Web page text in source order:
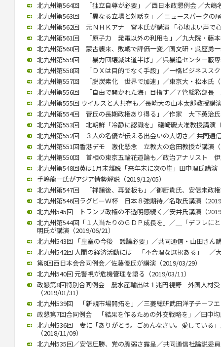
北九州第564回 「独立自尊が必要」 ／西日本政懇例会 ／大嶋
北九州第563回 「異なる立場と対話を」／ ニュースパークの
北九州第562回 元ＮＨＫアナ 宮本氏が講演 「心地よい声で
北九州第561回 「原子力 発電以外の利用も」／九大院・藤
北九州第560回 蒙古襲来、敗戦で評価一変／国文研・呉座勇
北九州第559回 「暴力団壊滅は道半ば」／県暴追センター藪
北九州第558回 「ＤＸは目的でなく手段」／一橋ビジネスス
北九州第557回 「脱炭素化 世界で加速」／東京大・松本氏
北九州第556回 「自由で開かれた海」目指す／７管総務部長
北九州第555回 ウイルスと人共存も／長崎大の山本太郎教授講
北九州第554回 菅氏の長期政権あり得る」／作家 大下英治
北九州第553回 北朝鮮「冷静に認識を」 礒崎慶大准教授講演
北九州第552回 ３人の名優が伝える出会いの大切さ／ 共同通
北九州第551回香港デモ 激化懸念 立教大の倉田教授が講演
北九州第550回 首相の東京五輪花道論も／政治アナリスト
北九州第548回英は1月末離脱「来年末に次の崖」田中理氏講演
手嶋龍一氏がアジア情勢解説（2019/12/05）
北九州第547回 「禅譲後、再登板も」／御厨貴氏、安倍未政
北九州第546回ラグビーＷ杯 日本８強期待／名取氏講演（
北九州545回 トランプ政権の不透明感続く／安井氏講演（
北九州第544回「１人当たりのＧＤＰ成長を」／＿「デフレに
明氏が講演（2019/06/21）
北九州543回 「皇室の今後 議論必要」／共同通信・山田さん
北九州542回 人間の経済活動には 「不合理な選択ある」 ／
第8回西日本会合同例会／佐藤優氏が講演（2019/03/29）
北九州540回 元警視が危機管理を語る（2019/03/11）
政懇第8回特別合同例会 農水産輸出は１兆円視野 外国人材受
（2019/01/31）
北九州539回 「新規市場開拓を」／三菱総研武田洋子チーフ
政懇第7回合同例会 「結果を作るための外交戦略を」／田中
北九州536回 妻に「ありがとう。ごめんなさい。愛している
（2018/11/09）
北九州535回／安倍圧勝、党の脆弱さ露呈／共同通信社論説委